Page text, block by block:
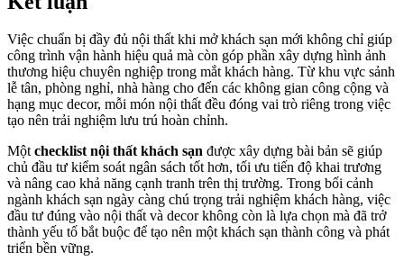
Việc chuẩn bị đầy đủ nội thất khi mở khách sạn mới không chỉ giúp
công trình vận hành hiệu quả mà còn góp phần xây dựng hình ảnh
thương hiệu chuyên nghiệp trong mắt khách hàng. Từ khu vực sảnh
lễ tân, phòng nghỉ, nhà hàng cho đến các không gian công cộng và
hạng mục decor, mỗi món nội thất đều đóng vai trò riêng trong việc
tạo nên trải nghiệm lưu trú hoàn chỉnh.
Mộtchecklist nội thất khách sạn được xây dựng bài bản sẽ giúp
chủ đầu tư kiểm soát ngân sách tốt hơn, tối ưu tiến độ khai trương
và nâng cao khả năng cạnh tranh trên thị trường. Trong bối cảnh
ngành khách sạn ngày càng chú trọng trải nghiệm khách hàng, việc
đầu tư đúng vào nội thất và decor không còn là lựa chọn mà đã trở
thành yếu tố bắt buộc để tạo nên một khách sạn thành công và phát
triển bền vững.